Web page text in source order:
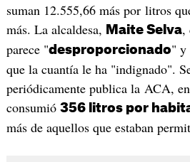
suman 12.555,66 más por litros
más. La alcaldesa,
Maite Selva,
parece "desproporcionado" y
que la cuantía le ha "indignado".
periódicamente publica la ACA,
consumió 356 litros por
más de aquellos que estaban